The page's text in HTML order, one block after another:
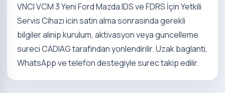
VNCI VCM 3 Yeni Ford Mazda IDS ve FDRS İçin Yetkili
Servis Cihazı icin satin alma sonrasinda gerekli
bilgiler alinip kurulum, aktivasyon veya guncelleme
sureci CADIAG tarafindan yonlendirilir. Uzak baglanti,
WhatsApp ve telefon destegiyle surec takip edilir.